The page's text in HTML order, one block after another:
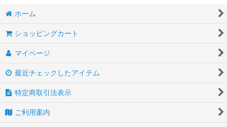
ホーム
ショッピングカート
マイページ
最近チェックしたアイテム
特定商取引法表示
ご利用案内